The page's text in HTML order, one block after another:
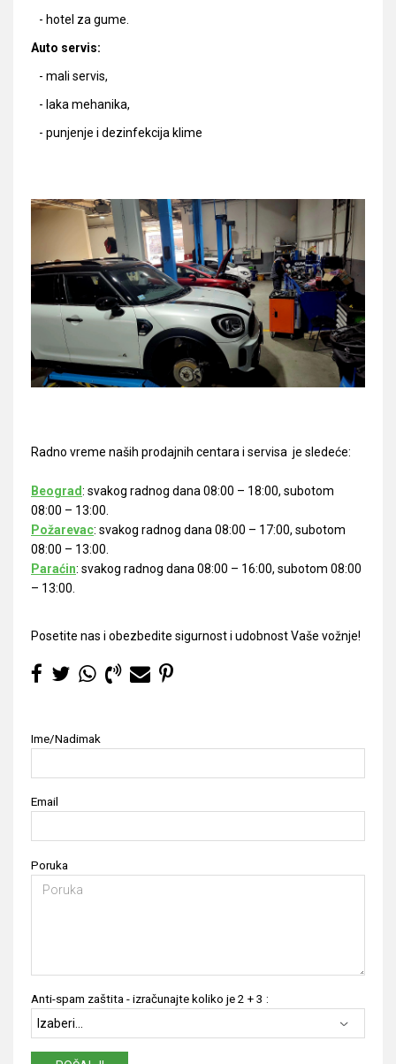
- hotel za gume.
Auto servis:
- mali servis,
- laka mehanika,
- punjenje i dezinfekcija klime
Radno vreme naših prodajnih centara i servisa je sledeće:
Beograd: svakog radnog dana 08:00 – 18:00, subotom
08:00 – 13:00.
Požarevac: svakog radnog dana 08:00 – 17:00, subotom
08:00 – 13:00.
Paraćin: svakog radnog dana 08:00 – 16:00, subotom 08:00
– 13:00.
Posetite nas i obezbedite sigurnost i udobnost Vaše vožnje!
Ime/Nadimak
Email
Poruka
Anti-spam zaštita - izračunajte koliko je 2 + 3 :